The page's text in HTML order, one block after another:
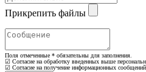
Прикрепить файлы
Поля отмеченные * обязательны для заполнения.
☑ Согласие на обработку введенных выше
☑ Согласие на получение информационных сообщений